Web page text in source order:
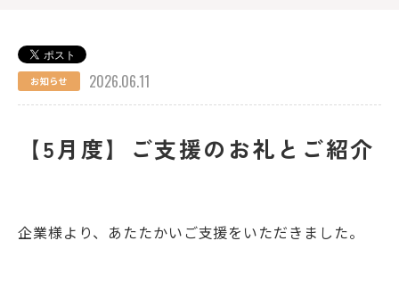
お知らせ 2026.06.11
【5月度】ご支援のお礼とご紹介
企業様より、あたたかいご支援をいただきました。